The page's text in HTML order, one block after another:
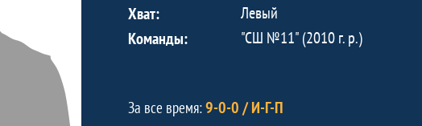
Хват:
Левый
Команды:
"СШ №11" (2010 г. р.)
За все время:9-0-0 / И-Г-П